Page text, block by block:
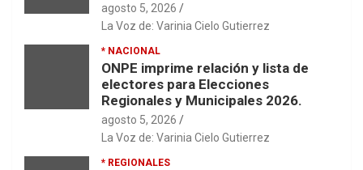
agosto 5, 2026
La Voz de: Varinia Cielo Gutierrez
* NACIONAL
ONPE imprime relación y lista de
electores para Elecciones
Regionales y Municipales 2026.
agosto 5, 2026
La Voz de: Varinia Cielo Gutierrez
* REGIONALES